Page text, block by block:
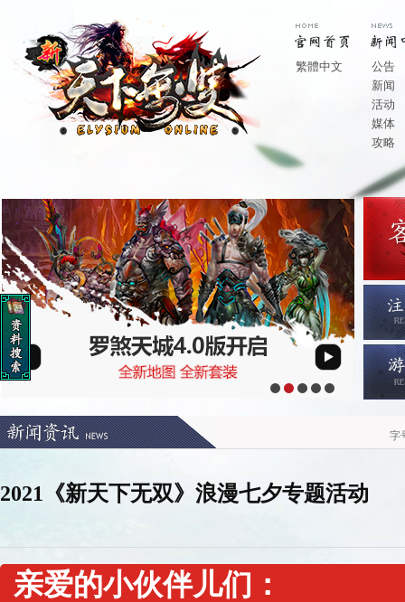
繁體中文
公告
新闻
活动
媒体
攻略
字
2021《新天下无双》浪漫七夕专题活动
亲爱的小伙伴儿们：